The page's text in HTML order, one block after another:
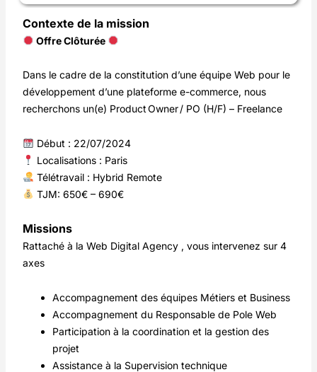
Contexte de la mission
Offre Clôturée
Dans le cadre de la constitution d’une équipe Web pour le
développement d’une plateforme e-commerce, nous
recherchons un(e) Product Owner / PO (H/F) – Freelance
Début : 22/07/2024
Localisations : Paris
Télétravail : Hybrid Remote
TJM: 650€ – 690€
Missions
Rattaché à la Web Digital Agency , vous intervenez sur 4
axes
Accompagnement des équipes Métiers et Business
Accompagnement du Responsable de Pole Web
Participation à la coordination et la gestion des
projet
Assistance à la Supervision technique